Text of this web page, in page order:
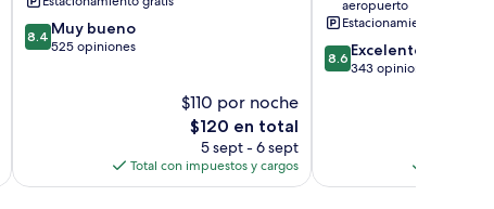
8.4
de
8.4 Muy bueno
525 opiniones
$110 por noche
El
precio
actual
es
$120 en total
5 sept - 6 sept
Total con impuestos y cargos
de
Jimbaran
aeropuerto
Estacionamiento gratis
8.6
de
8.6 Excelente
343 opiniones